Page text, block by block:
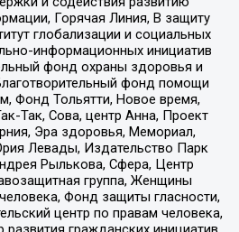
Горячая Линия, В защиту
глобализации и социальных
информационных инициатив
фонд охраны здоровья и
фонд помощи
Фонд Тольятти, Новое время,
Так, Сова, центр Анна, Проект
Эра здоровья, Мемориал,
Левады, Издательство Парк
Рылькова, Сфера, Центр
группа, Женщины
Фонд защиты гласности,
центр по правам человека,